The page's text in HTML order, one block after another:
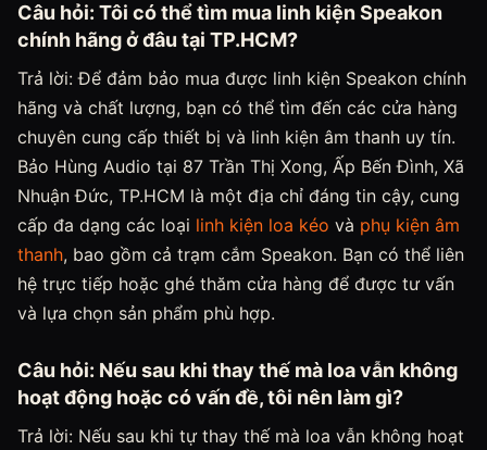
Câu hỏi: Tôi có thể tìm mua linh kiện Speakon
chính hãng ở đâu tại TP.HCM?
Trả lời: Để đảm bảo mua được linh kiện Speakon chính
hãng và chất lượng, bạn có thể tìm đến các cửa hàng
chuyên cung cấp thiết bị và linh kiện âm thanh uy tín.
Bảo Hùng Audio tại 87 Trần Thị Xong, Ấp Bến Đình, Xã
Nhuận Đức, TP.HCM là một địa chỉ đáng tin cậy, cung
cấp đa dạng các loại linh kiện loa kéo và phụ kiện âm
thanh, bao gồm cả trạm cắm Speakon. Bạn có thể liên
hệ trực tiếp hoặc ghé thăm cửa hàng để được tư vấn
và lựa chọn sản phẩm phù hợp.
Câu hỏi: Nếu sau khi thay thế mà loa vẫn không
hoạt động hoặc có vấn đề, tôi nên làm gì?
Trả lời: Nếu sau khi tự thay thế mà loa vẫn không hoạt